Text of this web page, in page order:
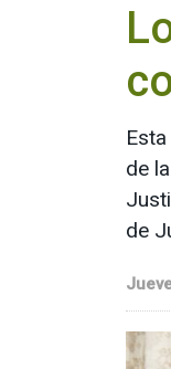
de
de